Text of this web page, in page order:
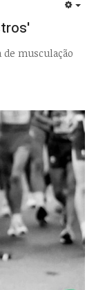
de musculação